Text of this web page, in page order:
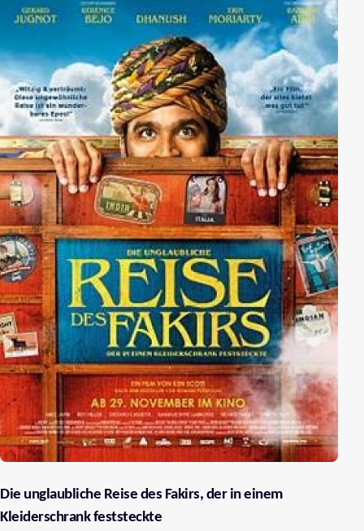
Die unglaubliche Reise des Fakirs, der in einem
Kleiderschrank feststeckte